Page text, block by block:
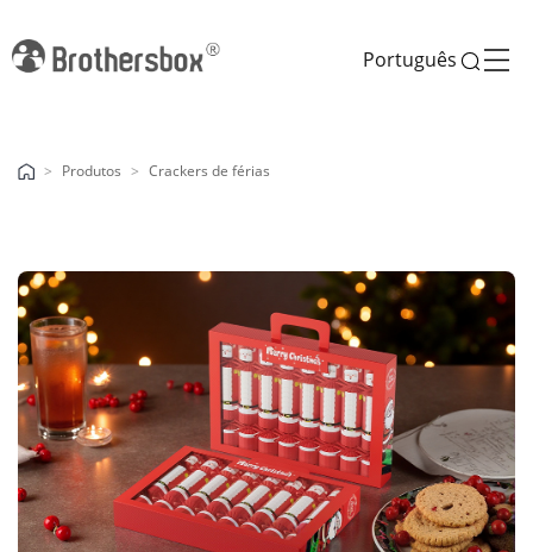
Português
Produtos Crackers de férias